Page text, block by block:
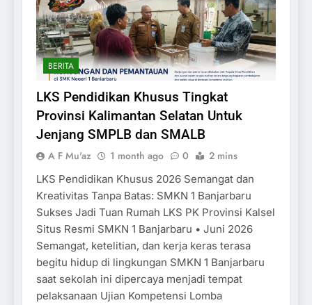
BERITA
LKS Pendidikan Khusus Tingkat
Provinsi Kalimantan Selatan Untuk
Jenjang SMPLB dan SMALB
A F Mu'az 1 month ago 0 2 mins
LKS Pendidikan Khusus 2026 Semangat dan
Kreativitas Tanpa Batas: SMKN 1 Banjarbaru
Sukses Jadi Tuan Rumah LKS PK Provinsi Kalsel
Situs Resmi SMKN 1 Banjarbaru • Juni 2026
Semangat, ketelitian, dan kerja keras terasa
begitu hidup di lingkungan SMKN 1 Banjarbaru
saat sekolah ini dipercaya menjadi tempat
pelaksanaan Ujian Kompetensi Lomba